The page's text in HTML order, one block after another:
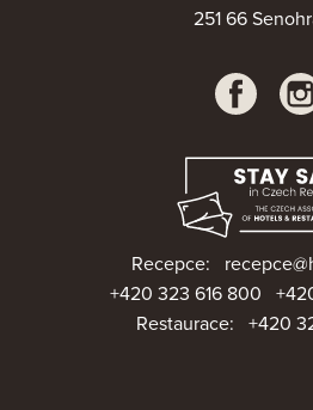
251 66
Recepce:
+420 323 616 800
Restaurace: +420